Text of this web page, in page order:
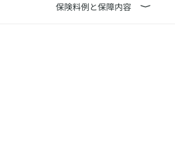
保険料例と保障内容 ⟩